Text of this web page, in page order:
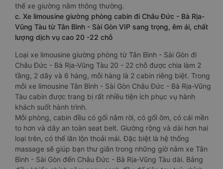
thế xe giường nằm thông thường.
c. Xe limousine giường phòng cabin đi Châu Đức - Bà Rịa-
Vũng Tàu từ Tân Bình - Sài Gòn VIP sang trọng, êm ái, chất
lượng dịch vụ cao 20 -22 chỗ
Loại xe limousine giường phòng từ Tân Bình - Sài Gòn đi
Châu Đức - Bà Rịa-Vũng Tàu 20 - 22 chỗ được chia làm 2
tầng, 2 dãy và 6 hàng, mỗi hàng là 2 cabin riêng biệt. Trong
mỗi xe limousine Tân Bình - Sài Gòn Châu Đức - Bà Rịa-Vũng
Tàu cabin được trang bị rất nhiều tiện ích phục vụ hành
khách suốt hành trình.
Mỗi phòng, cabin đều có gối nằm rời, có gối ôm, có cái mền
to hơn và dây an toàn seat belt. Giường rộng và dài hơn hai
loại trên, có thể lăn lộn thoải mái. Đặc biệt là hệ thống
massage sẽ giúp bạn thư giãn trong những giờ nằm xe Tân
Bình - Sài Gòn đến Châu Đức - Bà Rịa-Vũng Tàu dài. Bảng